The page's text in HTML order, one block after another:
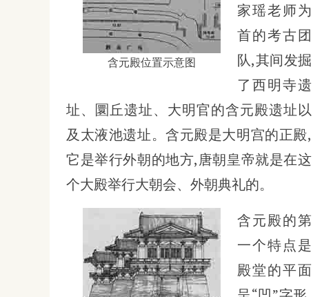
含元殿位置示意图
家瑶老师为
首的考古团
队,其间发掘
了西明寺遗
址、圜丘遗址、大明官的含元殿遗址以
及太液池遗址。含元殿是大明宫的正殿,
它是举行外朝的地方,唐朝皇帝就是在这
个大殿举行大朝会、外朝典礼的。
含元殿的第
一个特点是
殿堂的平面